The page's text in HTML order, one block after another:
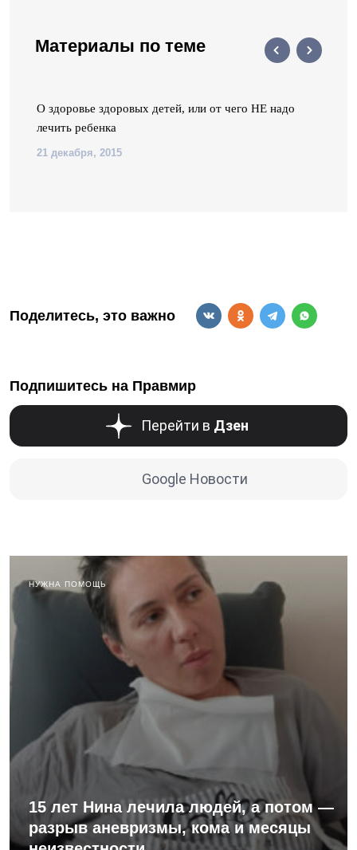
Материалы по теме
О здоровье здоровых детей, или от чего НЕ надо
лечить ребенка
21 декабря, 2015
Поделитесь, это важно
Подпишитесь на Правмир
Перейти в Дзен
Google Новости
НУЖНА ПОМОЩЬ
15 лет Нина лечила людей, а потом —
разрыв аневризмы, кома и месяцы